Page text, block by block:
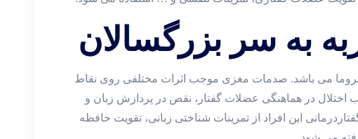
به سر بزرگسالان
می باشد. صدمات مغزی موجب اثرات مختلفی روی نقاط
در هماهنگی عضلات گفتار، نقص در پردازش زبان و
این افراد از تمرینات شناختی زبانی، تقویت حافظه